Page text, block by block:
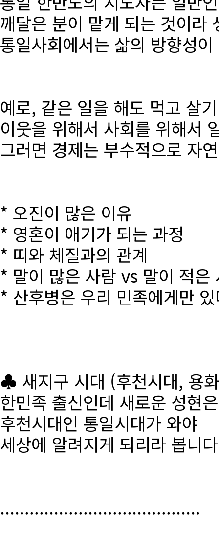
깨달은 분이 맡게 되는 것이라
통일사회에서는 삶의 방향성
예로, 같은 일을 해도 먹고 살
이웃을 위해서 사회를 위해서
그러면 경제는 부수적으로 자
* 오진이 많은 이유
* 영혼이 애기가 되는 과정
* 띠와 체질과의 관계
* 말이 많은 사람 vs 말이 적은
* 산후병은 우리 민족에게만
♣ 새지구 시대 (후천시대, 용
한민족 출신인데 새로운 성현
후천시대인 통일시대가 와야
세상에 알려지게 되리라 봅니
.........................................